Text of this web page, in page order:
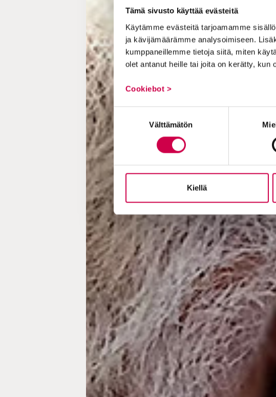
Tämä sivusto käyttää evästeitä
Käytämme evästeitä tarjoamamme
ja kävijämäärämme analysoimiseen.
kumppaneillemme tietoja siitä, miten
olet antanut heille tai joita on kerätty, kun
Cookiebot >
Välttämätön
Kiellä